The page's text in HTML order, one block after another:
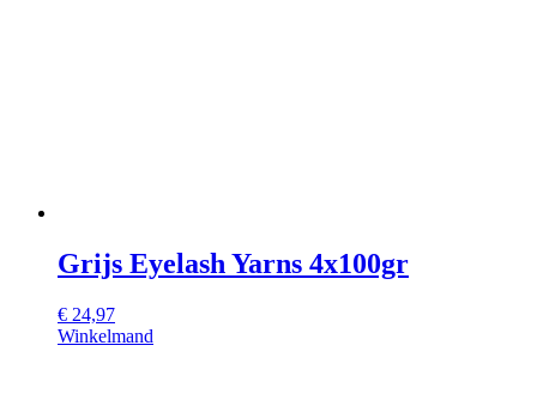
Grijs Eyelash Yarns 4x100gr
€ 24,97
Winkelmand